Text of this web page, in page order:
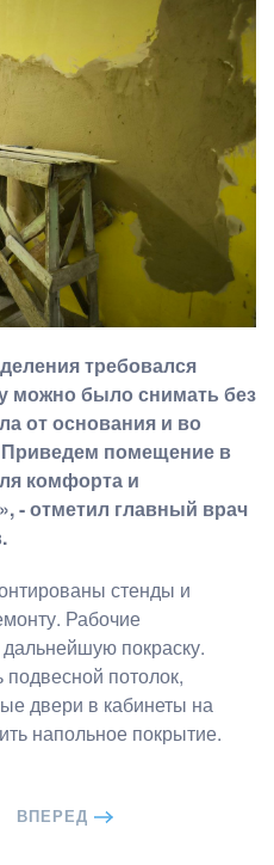
требовался
можно было снимать без
от основания и во
Приведем помещение в
комфорта и
- отметил главный врач
стенды и
Рабочие
покраску.
подвесной потолок,
двери в кабинеты на
напольное покрытие.
ВПЕРЕД